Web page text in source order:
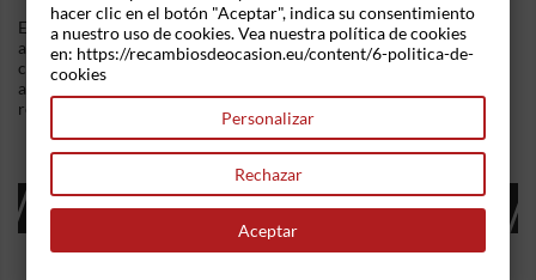
En Recambios de Ocasion disponemos de Rejilla aire
acondicionado Bmw Serie 3 (E46, 2001) (2001-2005) 320d (150
cv) .Referencia Interna: 10081222447258. Rejillas aire
acondicionado Derecha . Ademas, disponemos de mas
recambios, si tiene cualquier duda consultenos.
16 OTROS PRODUCTOS EN LA MISMA
CATEGORÍA:
hacer clic en el botón "Aceptar", indica su consentimiento
a nuestro uso de cookies. Vea nuestra política de cookies
en: https://recambiosdeocasion.eu/content/6-politica-de-
cookies
Personalizar
Rechazar
Aceptar